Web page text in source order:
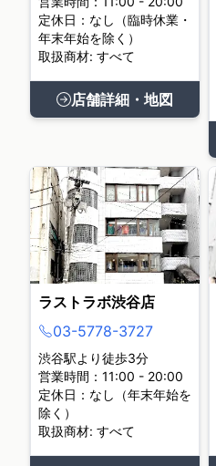
定休日：なし（臨時休業・
年末年始を除く）
取扱商材: すべて
店舗詳細・地図
ラストラボ渋谷店
03-5778-3727
渋谷駅より徒歩3分
営業時間：11:00 - 20:00
定休日：なし（年末年始を
除く）
取扱商材: すべて